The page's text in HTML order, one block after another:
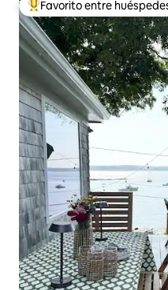
Favorito entre los
Favorito entre